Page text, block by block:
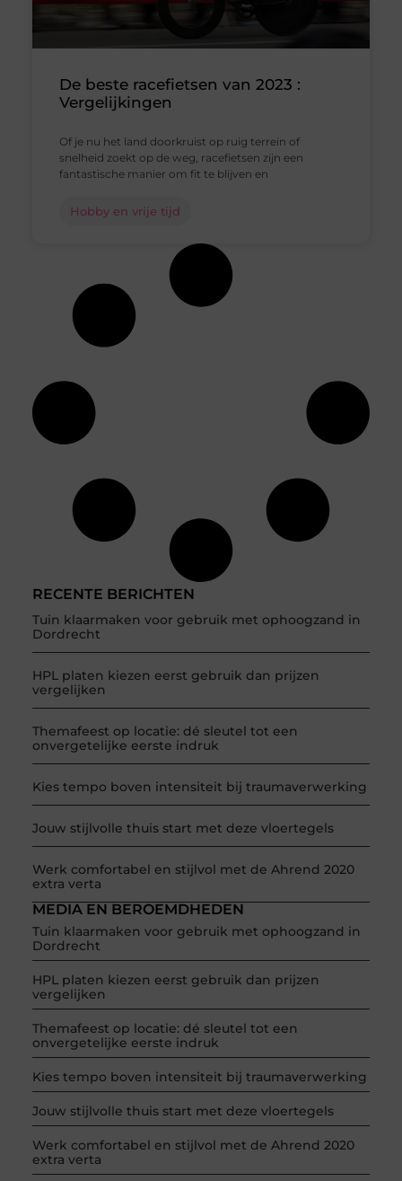
RECENTE BERICHTEN
Tuin klaarmaken voor gebruik met ophoogzand in
Dordrecht
HPL platen kiezen eerst gebruik dan prijzen
vergelijken
Themafeest op locatie: dé sleutel tot een
onvergetelijke eerste indruk
Kies tempo boven intensiteit bij traumaverwerking
Jouw stijlvolle thuis start met deze vloertegels
Werk comfortabel en stijlvol met de Ahrend 2020
extra verta
MEDIA EN BEROEMDHEDEN
Tuin klaarmaken voor gebruik met ophoogzand in
Dordrecht
HPL platen kiezen eerst gebruik dan prijzen
vergelijken
Themafeest op locatie: dé sleutel tot een
onvergetelijke eerste indruk
Kies tempo boven intensiteit bij traumaverwerking
Jouw stijlvolle thuis start met deze vloertegels
Werk comfortabel en stijlvol met de Ahrend 2020
extra verta
De beste racefietsen van 2023 :
Vergelijkingen
Of je nu het land doorkruist op ruig terrein of
snelheid zoekt op de weg, racefietsen zijn een
fantastische manier om fit te blijven en
Hobby en vrije tijd